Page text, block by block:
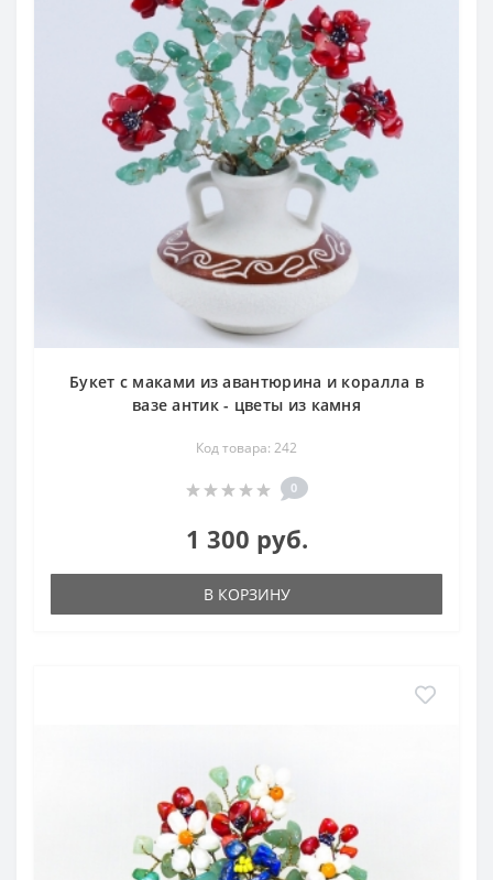
Букет с маками из авантюрина и коралла в
вазе антик - цветы из камня
Код товара: 242
0
1 300 руб.
В КОРЗИНУ